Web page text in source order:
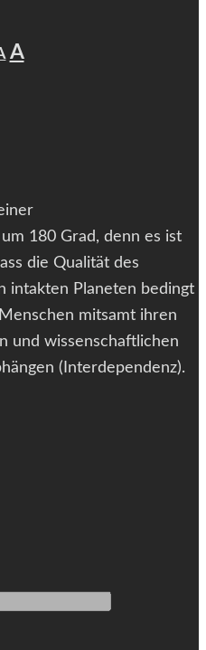
Reset
AIncrease
180 Grad, denn es ist
die Qualität des
intakten Planeten bedingt
mitsamt ihren
und wissenschaftlichen
(Interdependenz).